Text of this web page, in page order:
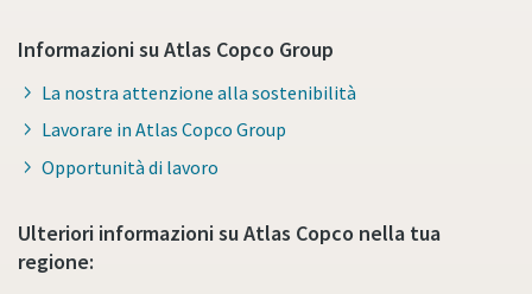
Informazioni su Atlas Copco Group
La nostra attenzione alla sostenibilità
Lavorare in Atlas Copco Group
Opportunità di lavoro
Ulteriori informazioni su Atlas Copco nella tua
regione: